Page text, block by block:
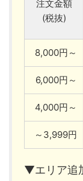
注文金額
(税抜)
8,000円～
6,000円～
4,000円～
～3,999円
▼エリア追